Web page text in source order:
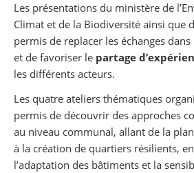
Les présentations du ministère de
Climat et de la Biodiversité ainsi que
permis de replacer les échanges
et de favoriser le partage
les différents acteurs.
Les quatre ateliers thématiques
permis de découvrir des approches
au niveau communal, allant de la
à la création de quartiers résilients,
l’adaptation des bâtiments et la